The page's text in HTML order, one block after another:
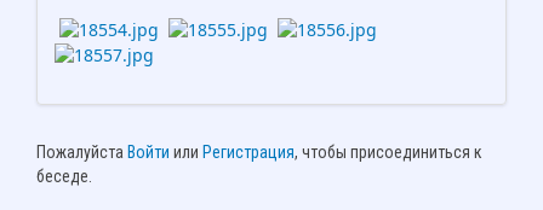
Пожалуйста Войти или Регистрация, чтобы присоединиться к
беседе.